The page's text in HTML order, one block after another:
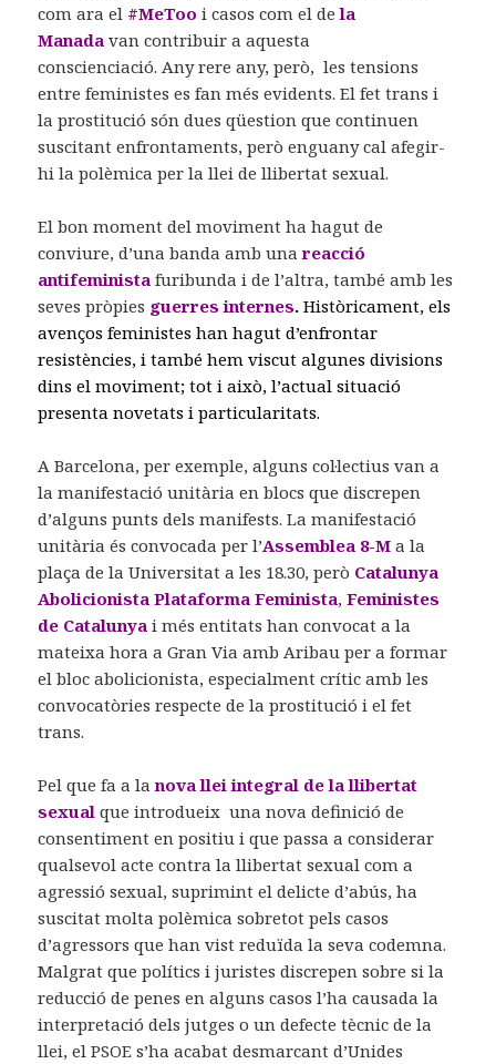
com ara el #MeToo i casos com el de la
Manadavan contribuir a aquesta
conscienciació. Any rere any, però, les tensions
entre feministes es fan més evidents. El fet trans i
la prostitució són dues qüestion que continuen
suscitant enfrontaments, però enguany cal afegir-
hi la polèmica per la llei de llibertat sexual.
El bon moment del moviment ha hagut de
conviure, d’una banda amb unareacció
antifeminista furibunda i de l’altra, també amb les
seves pròpies guerres internes.Històricament, els
avenços feministes han hagut d’enfrontar
resistències, i també hem viscut algunes divisions
dins el moviment; tot i això, l’actual situació
presenta novetats i particularitats.
A Barcelona, per exemple, alguns col·lectius van a
la manifestació unitària en blocs que discrepen
d’alguns punts dels manifests. La manifestació
unitària és convocada per l’Assemblea 8-M a la
plaça de la Universitat a les 18.30, però Catalunya
Abolicionista Plataforma Feminista,Feministes
de Catalunya i més entitats han convocat a la
mateixa hora a Gran Via amb Aribau per a formar
el bloc abolicionista, especialment crític amb les
convocatòries respecte de la prostitució i el fet
trans.
Pel que fa a lanova llei integral de la llibertat
sexual que introdueix una nova definició de
consentiment en positiu i que passa a considerar
qualsevol acte contra la llibertat sexual com a
agressió sexual, suprimint el delicte d’abús, ha
suscitat molta polèmica sobretot pels casos
d’agressors que han vist reduïda la seva codemna.
Malgrat que polítics i juristes discrepen sobre si la
reducció de penes en alguns casos l’ha causada la
interpretació dels jutges o un defecte tècnic de la
llei, el PSOE s’ha acabat desmarcant d’Unides